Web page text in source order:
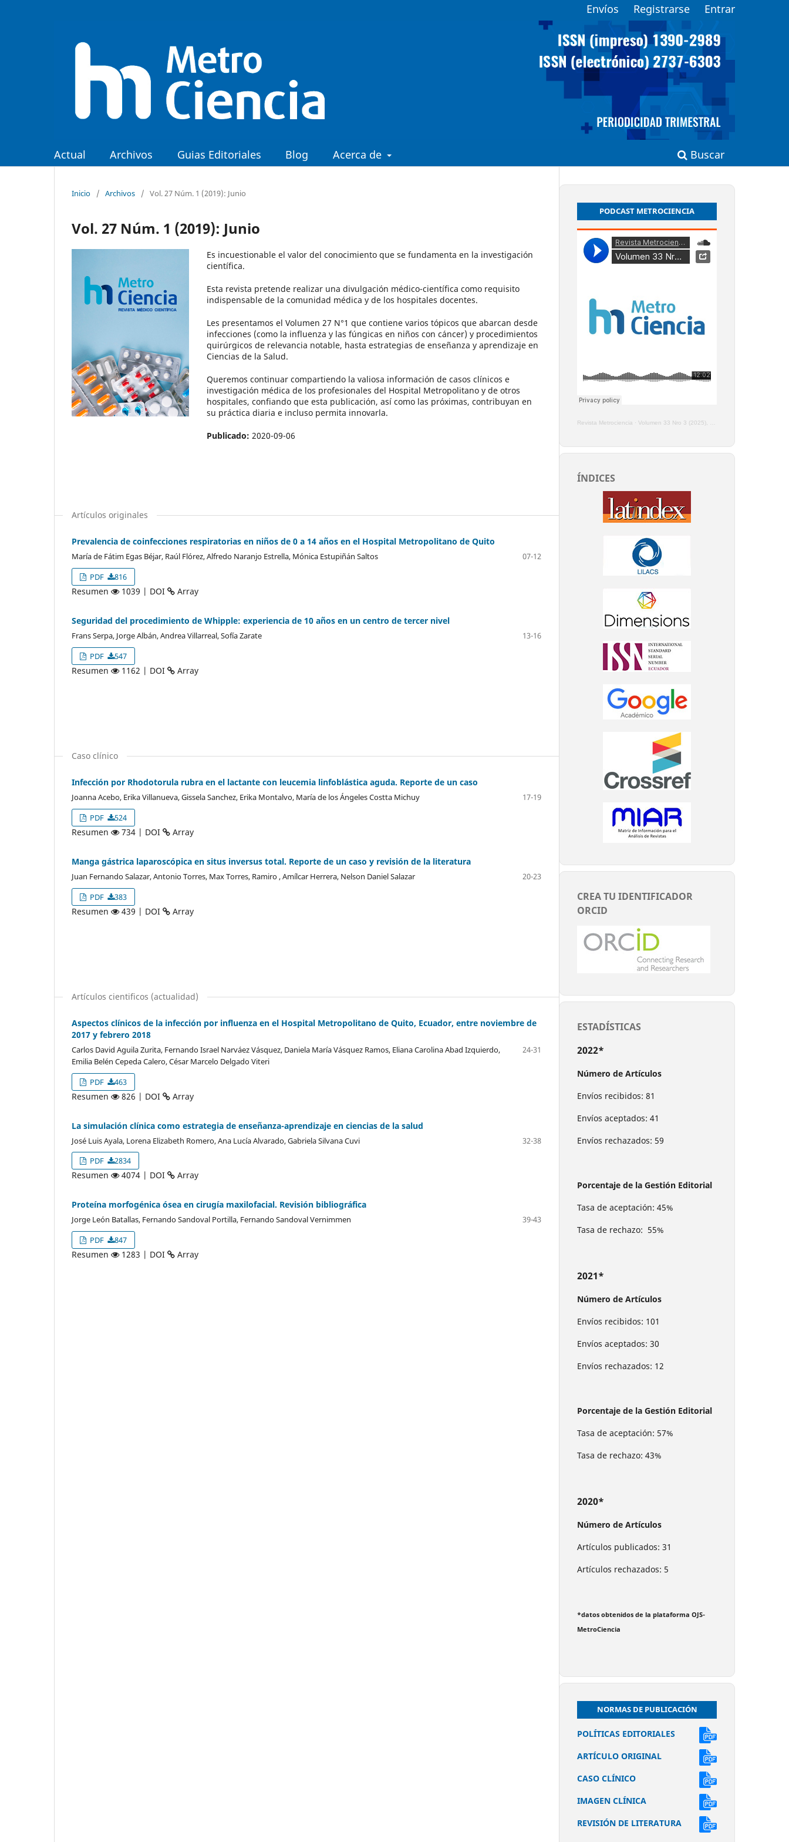
Actual Archivos Guias Editoriales Blog Acerca de Buscar
Envíos Registrarse Entrar
Inicio / Archivos / Vol. 27 Núm. 1 (2019): Junio
Vol. 27 Núm. 1 (2019): Junio
Es incuestionable el valor del conocimiento que se fundamenta en la investigación
científica.
Esta revista pretende realizar una divulgación médico-científica como requisito
indispensable de la comunidad médica y de los hospitales docentes.
Les presentamos el Volumen 27 N°1 que contiene varios tópicos que abarcan desde
infecciones (como la influenza y las fúngicas en niños con cáncer) y procedimientos
quirúrgicos de relevancia notable, hasta estrategias de enseñanza y aprendizaje en
Ciencias de la Salud.
Queremos continuar compartiendo la valiosa información de casos clínicos e
investigación médica de los profesionales del Hospital Metropolitano y de otros
hospitales, confiando que esta publicación, así como las próximas, contribuyan en
su práctica diaria e incluso permita innovarla.
Publicado: 2020-09-06
Artículos originales
Prevalencia de coinfecciones respiratorias en niños de 0 a 14 años en el Hospital Metropolitano de Quito
María de Fátim Egas Béjar, Raúl Flórez, Alfredo Naranjo Estrella, Mónica Estupiñán Saltos
07-12
PDF
816
Resumen 1039 | DOI Array
Seguridad del procedimiento de Whipple: experiencia de 10 años en un centro de tercer nivel
Frans Serpa, Jorge Albán, Andrea Villarreal, Sofía Zarate
13-16
PDF
547
Resumen 1162 | DOI Array
Caso clínico
Infección por Rhodotorula rubra en el lactante con leucemia linfoblástica aguda. Reporte de un caso
Joanna Acebo, Erika Villanueva, Gissela Sanchez, Erika Montalvo, María de los Ángeles Costta Michuy
17-19
PDF
524
Resumen 734 | DOI Array
Manga gástrica laparoscópica en situs inversus total. Reporte de un caso y revisión de la literatura
Juan Fernando Salazar, Antonio Torres, Max Torres, Ramiro , Amílcar Herrera, Nelson Daniel Salazar
20-23
PDF
383
Resumen 439 | DOI Array
Artículos cientificos (actualidad)
Aspectos clínicos de la infección por influenza en el Hospital Metropolitano de Quito, Ecuador, entre noviembre de
2017 y febrero 2018
Carlos David Aguila Zurita, Fernando Israel Narváez Vásquez, Daniela María Vásquez Ramos, Eliana Carolina Abad Izquierdo,
Emilia Belén Cepeda Calero, César Marcelo Delgado Viteri
24-31
PDF 463
Resumen 826 | DOI Array
La simulación clínica como estrategia de enseñanza-aprendizaje en ciencias de la salud
José Luis Ayala, Lorena Elizabeth Romero, Ana Lucía Alvarado, Gabriela Silvana Cuvi
32-38
PDF
2834
Resumen 4074 | DOI Array
Proteína morfogénica ósea en cirugía maxilofacial. Revisión bibliográfica
Jorge León Batallas, Fernando Sandoval Portilla, Fernando Sandoval Vernimmen
39-43
PDF
847
Resumen 1283 | DOI Array
PODCAST METROCIENCIA
Revista Metrociencia · Volumen 33 Nro 3 (2025), Enero - Marzo
ÍNDICES
CREA TU IDENTIFICADOR
ORCID
ESTADÍSTICAS
2022*
Número de Artículos
Envíos recibidos: 81
Envíos aceptados: 41
Envíos rechazados: 59
Porcentaje de la Gestión Editorial
Tasa de aceptación: 45%
Tasa de rechazo: 55%
2021*
Número de Artículos
Envíos recibidos: 101
Envíos aceptados: 30
Envíos rechazados: 12
Porcentaje de la Gestión Editorial
Tasa de aceptación: 57%
Tasa de rechazo: 43%
2020*
Número de Artículos
Artículos publicados: 31
Artículos rechazados: 5
*datos obtenidos de la plataforma OJS-
MetroCiencia
NORMAS DE PUBLICACIÓN
POLÍTICAS EDITORIALES
ARTÍCULO ORIGINAL
CASO CLÍNICO
IMAGEN CLÍNICA
REVISIÓN DE LITERATURA